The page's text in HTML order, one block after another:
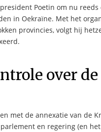
Poetin om nu
in Oekraïne. Met het
provincies, volgt hij
over
met de annexatie van de
en regering (en